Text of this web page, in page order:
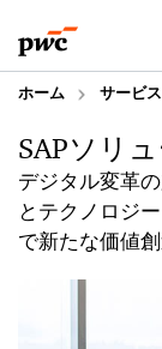
to
content
to
footer
ホーム サービス
デジタル変革
とテクノロジ
で新たな価値
SAPソリ